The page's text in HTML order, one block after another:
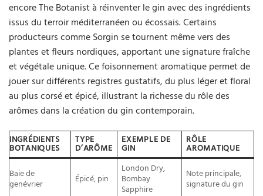
encore The Botanist à réinventer le gin avec des ingrédients
issus du terroir méditerranéen ou écossais. Certains
producteurs comme Sorgin se tournent même vers des
plantes et fleurs nordiques, apportant une signature fraîche
et végétale unique. Ce foisonnement aromatique permet de
jouer sur différents registres gustatifs, du plus léger et floral
au plus corsé et épicé, illustrant la richesse du rôle des
arômes dans la création du gin contemporain.
INGRÉDIENTS
BOTANIQUES
TYPE
D’ARÔME
EXEMPLE DE
GIN
RÔLE
AROMATIQUE
Baie de
genévrier
Épicé, pin
London Dry,
Bombay
Sapphire
Note principale,
signature du gin